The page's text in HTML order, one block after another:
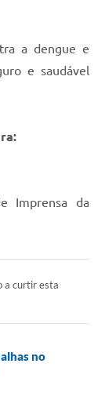
a dengue e
e saudável
Imprensa da
a curtir esta
no